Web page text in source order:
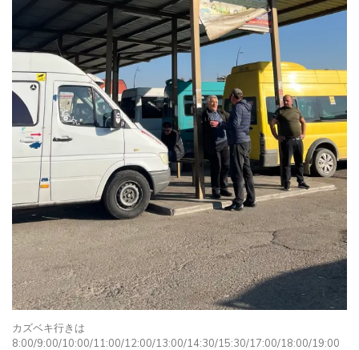
カズベキ行きは
8:00/9:00/10:00/11:00/12:00/13:00/14:30/15:30/17:00/18:00/19:00